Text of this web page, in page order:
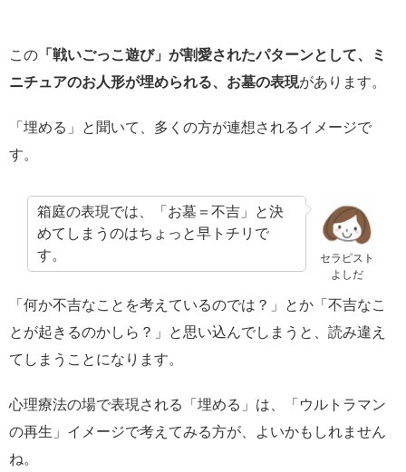
この 「戦いごっこ遊び」が割愛されたパターンとして、ミ
ニチュアのお人形が埋められる、お墓の表現があります。
「埋める」と聞いて、多くの方が連想されるイメージで
す。
セラピスト
よしだ
箱庭の表現では、「お墓＝不吉」と決
めてしまうのはちょっと早トチリで
す。
「何か不吉なことを考えているのでは？」とか「不吉なこ
とが起きるのかしら？」と思い込んでしまうと、読み違え
てしまうことになります。
心理療法の場で表現される「埋める」は、「ウルトラマン
の再生」イメージで考えてみる方が、よいかもしれません
ね。